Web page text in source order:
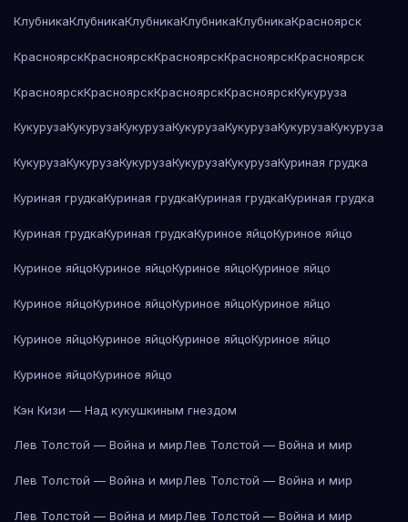
КлубникаКлубникаКлубникаКлубникаКлубникаКрасноярск
КрасноярскКрасноярскКрасноярскКрасноярскКрасноярск
КрасноярскКрасноярскКрасноярскКрасноярскКукуруза
КукурузаКукурузаКукурузаКукурузаКукурузаКукурузаКукуруза
КукурузаКукурузаКукурузаКукурузаКукурузаКуриная грудка
Куриная грудкаКуриная грудкаКуриная грудкаКуриная грудка
Куриная грудкаКуриная грудкаКуриное яйцоКуриное яйцо
Куриное яйцоКуриное яйцоКуриное яйцоКуриное яйцо
Куриное яйцоКуриное яйцоКуриное яйцоКуриное яйцо
Куриное яйцоКуриное яйцоКуриное яйцоКуриное яйцо
Куриное яйцоКуриное яйцо
Кэн Кизи — Над кукушкиным гнездом
Лев Толстой — Война и мирЛев Толстой — Война и мир
Лев Толстой — Война и мирЛев Толстой — Война и мир
Лев Толстой — Война и мирЛев Толстой — Война и мир